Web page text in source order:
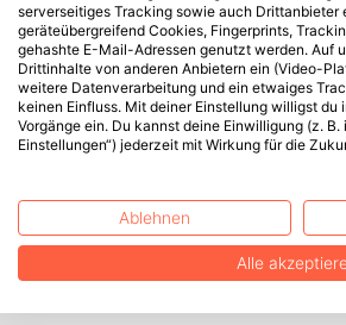
serverseitiges Tracking sowie auch Drittanbieter
geräteübergreifend Cookies, Fingerprints,
gehashte E-Mail-Adressen genutzt werden. Auf
Drittinhalte von anderen Anbietern ein (Video-
weitere Datenverarbeitung und ein etwaiges
keinen Einfluss. Mit deiner Einstellung willigst du
Vorgänge ein. Du kannst deine Einwilligung (z.
Einstellungen“) jederzeit mit Wirkung für die
Ablehnen
Alle